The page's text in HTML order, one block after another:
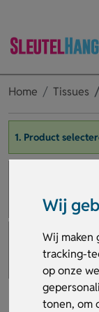
Wij
Wij maken
tracking-
op onze
tonen, om
Home Tissues
1. Product